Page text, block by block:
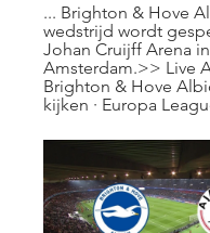
... Brighton & Hove
wedstrijd wordt
Johan Cruijff Arena in
Amsterdam.>> Live
Brighton & Hove
kijken · Europa